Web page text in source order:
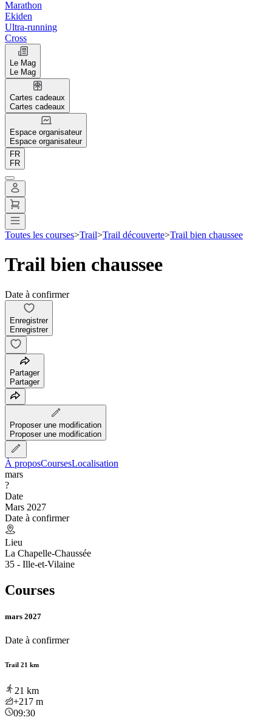
Marathon
Ekiden
Ultra-running
Cross
Le Mag
Le Mag
Cartes cadeaux
Cartes cadeaux
Espace organisateur
Espace organisateur
FR
FR
Toutes les courses>Trail>Trail découverte>Trail bien chaussee
Trail bien chaussee
Date à confirmer
Enregistrer
Enregistrer
Partager
Partager
Proposer une modification
Proposer une modification
À proposCoursesLocalisation
mars
?
Date
Mars 2027
Date à confirmer
Lieu
La Chapelle-Chaussée
35 - Ille-et-Vilaine
Courses
mars 2027
Date à confirmer
Trail 21 km
21 km
+217 m
09:30